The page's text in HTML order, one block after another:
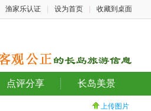
渔家乐认证 设为首页 收藏到桌面
点评分享 长岛美景
上传图片